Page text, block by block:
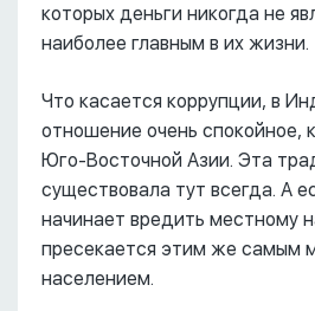
которых деньги никогда не
наиболее главным в их жизни.
Что касается коррупции, в
отношение очень спокойное,
Юго-Восточной Азии. Эта
существовала тут всегда. А
начинает вредить местному
пресекается этим же самым
населением.